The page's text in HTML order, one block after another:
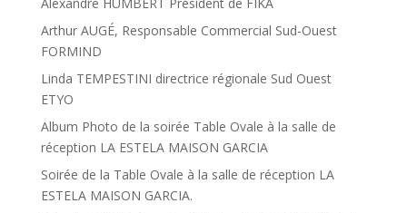
Arthur AUGÉ, Responsable Commercial Sud-Ouest
FORMIND
Linda TEMPESTINI directrice régionale Sud Ouest
ETYO
Album Photo de la soirée Table Ovale à la salle de
réception LA ESTELA MAISON GARCIA
Soirée de la Table Ovale à la salle de réception LA
ESTELA MAISON GARCIA.